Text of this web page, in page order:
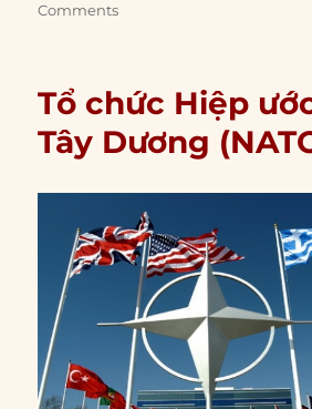
Comments
Tổ chức Hiệp
Tây Dương